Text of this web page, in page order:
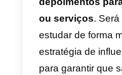
gestão das
público-alvo
possibilidade
constante